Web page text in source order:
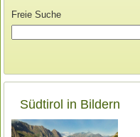
Freie Suche
Südtirol in Bildern